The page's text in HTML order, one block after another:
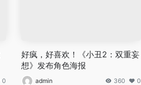
0
好疯，好喜欢！《小丑2：双重妄
想》发布角色海报
admin 360 0